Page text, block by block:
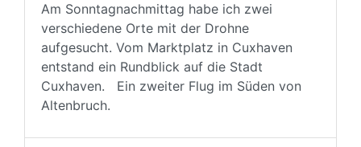
Am Sonntagnachmittag habe ich zwei
verschiedene Orte mit der Drohne
aufgesucht. Vom Marktplatz in Cuxhaven
entstand ein Rundblick auf die Stadt
Cuxhaven. Ein zweiter Flug im Süden von
Altenbruch.